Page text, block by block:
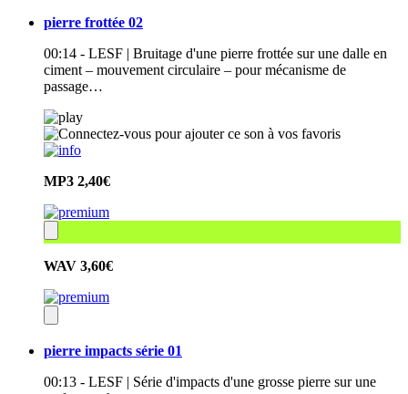
pierre frottée 02
00:14 - LESF | Bruitage d'une pierre frottée sur une dalle en
ciment – mouvement circulaire – pour mécanisme de
passage…
MP3 2,40€
WAV 3,60€
pierre impacts série 01
00:13 - LESF | Série d'impacts d'une grosse pierre sur une